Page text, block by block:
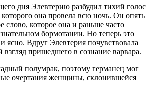
дня Элевтерию разбудил тихий голос
которого она провела всю ночь. Он опять
слово, которое она и раньше часто
бормотании. Но теперь это
и ясно. Вдруг Элевтерия почувствовала
взгляд пришедшего в сознание варвара.
полумрак, поэтому германец мог
очертания женщины, склонившейся